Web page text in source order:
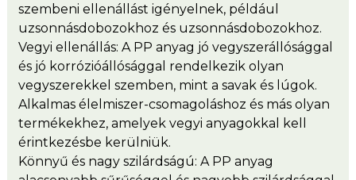
szembeni ellenállást igényelnek, például
uzsonnásdobozokhoz és uzsonnásdobozokhoz.
Vegyi ellenállás: A PP anyag jó vegyszerállósággal
és jó korrózióállósággal rendelkezik olyan
vegyszerekkel szemben, mint a savak és lúgok.
Alkalmas élelmiszer-csomagoláshoz és más olyan
termékekhez, amelyek vegyi anyagokkal kell
érintkezésbe kerülniük.
Könnyű és nagy szilárdságú: A PP anyag